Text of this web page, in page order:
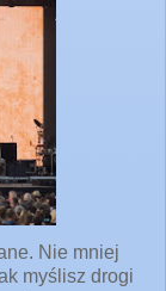
Nie mniej
myślisz drogi